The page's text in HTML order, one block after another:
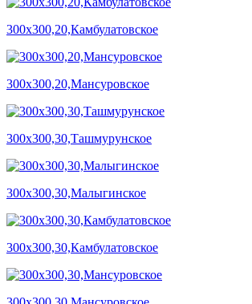
300х300,20,Камбулатовское
300х300,20,Мансуровское
300х300,30,Ташмурунское
300х300,30,Малыгинское
300х300,30,Камбулатовское